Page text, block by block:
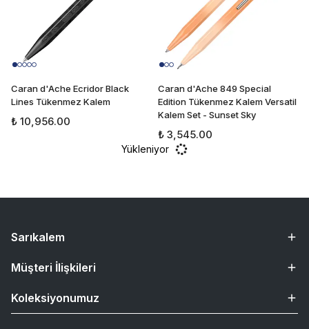
Caran d'Ache Ecridor Black
Lines Tükenmez Kalem
₺ 10,956.00
Caran d'Ache 849 Special
Edition Tükenmez Kalem Versatil
Kalem Set - Sunset Sky
₺ 3,545.00
Yükleniyor
Sarıkalem
Müşteri İlişkileri
Koleksiyonumuz